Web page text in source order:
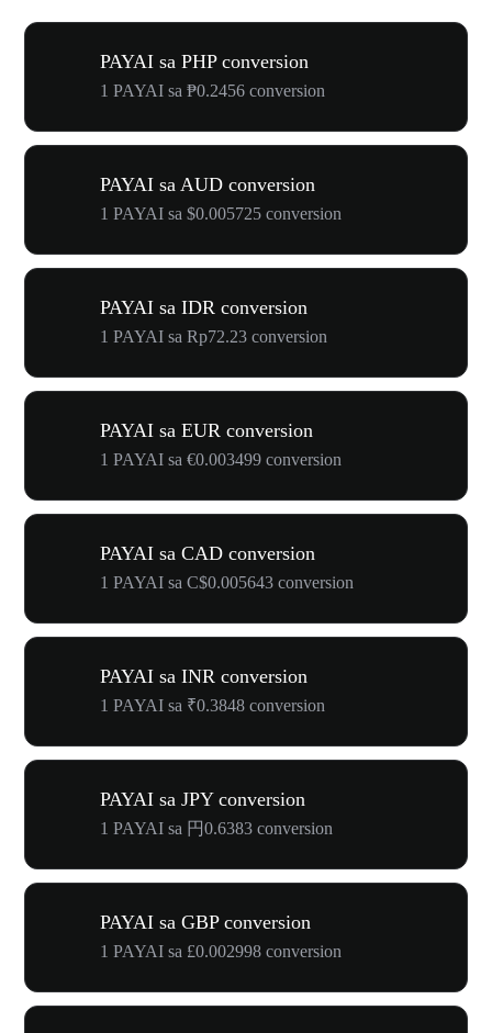
PAYAI sa PHP conversion
1 PAYAI sa ₱0.2456 conversion
PAYAI sa AUD conversion
1 PAYAI sa $0.005725 conversion
PAYAI sa IDR conversion
1 PAYAI sa Rp72.23 conversion
PAYAI sa EUR conversion
1 PAYAI sa €0.003499 conversion
PAYAI sa CAD conversion
1 PAYAI sa C$0.005643 conversion
PAYAI sa INR conversion
1 PAYAI sa ₹0.3848 conversion
PAYAI sa JPY conversion
1 PAYAI sa 円0.6383 conversion
PAYAI sa GBP conversion
1 PAYAI sa £0.002998 conversion